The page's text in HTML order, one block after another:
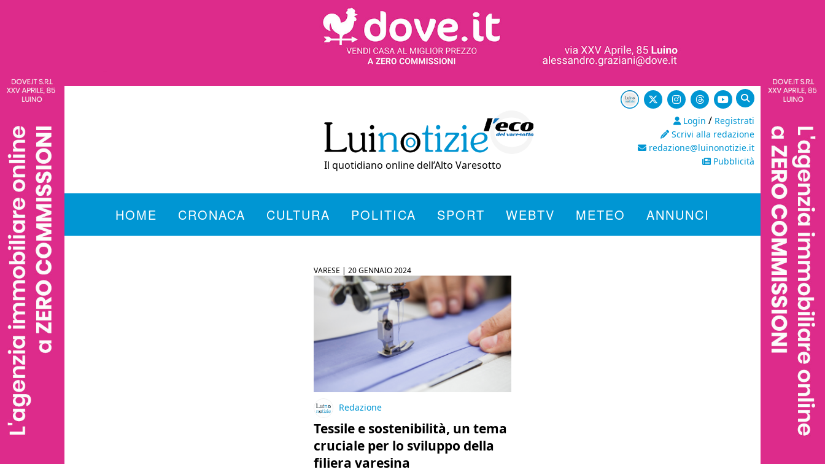
Il quotidiano online dell’Alto Varesotto
Login / Registrati
Scrivi alla redazione
redazione@luinonotizie.it
Pubblicità
HOME CRONACA CULTURA POLITICA SPORT WEBTV METEO ANNUNCI
VARESE |20 GENNAIO 2024
Redazione
Tessile e sostenibilità, un tema
cruciale per lo sviluppo della
filiera varesina